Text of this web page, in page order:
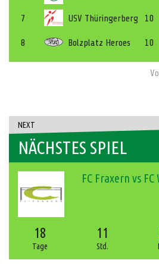
7 USV Thüringerberg 10
8 Bolzplatz Heroes 10
NEXT
NÄCHSTES SPIEL
FC Fraxern vs
18
Tage
11
Std.